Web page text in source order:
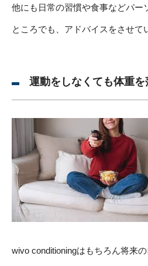
他にも日常の習慣や食事などパー
ところでも、アドバイスをさせて
運動をしなくても体重
wivo conditioningはもちろん将来